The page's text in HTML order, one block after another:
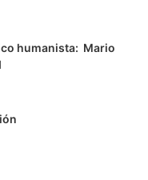
humanista: Mario